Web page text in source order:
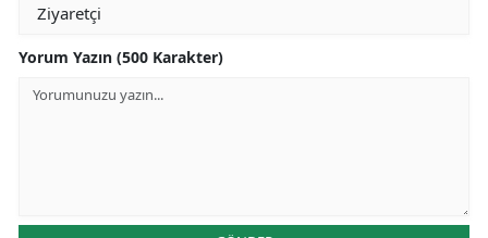
Yorum Yazın (500 Karakter)